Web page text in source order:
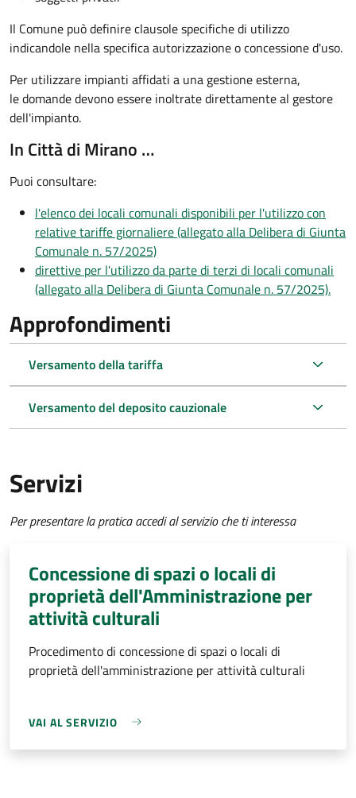
Il Comune può definire clausole specifiche di utilizzo
indicandole nella specifica autorizzazione o concessione d'uso.
Per utilizzare impianti affidati a una gestione esterna,
le domande devono essere inoltrate direttamente al gestore
dell'impianto.
In Città di Mirano …
Puoi consultare:
l'elenco dei locali comunali disponibili per l'utilizzo con
relative tariffe giornaliere (allegato alla Delibera di Giunta
Comunale n. 57/2025)
direttive per l'utilizzo da parte di terzi di locali comunali
(allegato alla Delibera di Giunta Comunale n. 57/2025).
Approfondimenti
Versamento della tariffa
Versamento del deposito cauzionale
Servizi
Per presentare la pratica accedi al servizio che ti interessa
Concessione di spazi o locali di
proprietà dell'Amministrazione per
attività culturali
Procedimento di concessione di spazi o locali di
proprietà dell'amministrazione per attività culturali
VAI AL SERVIZIO